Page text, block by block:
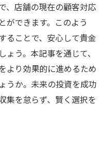
、店舗の現在の顧客対応
ができます。このよう
ることで、安心して貴金
う。本記事を通じて、
より効果的に進めるため
うか。未来の投資を成功
集を怠らず、賢く選択を